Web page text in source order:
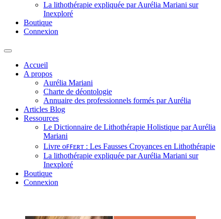
La lithothérapie expliquée par Aurélia Mariani sur
Inexploré
Boutique
Connexion
Accueil
A propos
Aurélia Mariani
Charte de déontologie
Annuaire des professionnels formés par Aurélia
Articles Blog
Ressources
Le Dictionnaire de Lithothérapie Holistique par Aurélia
Mariani
Livre ᴏꜰꜰᴇʀᴛ : Les Fausses Croyances en Lithothérapie
La lithothérapie expliquée par Aurélia Mariani sur
Inexploré
Boutique
Connexion